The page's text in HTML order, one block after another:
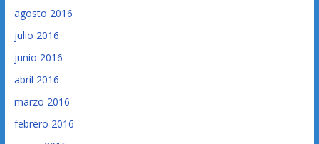
agosto 2016
julio 2016
junio 2016
abril 2016
marzo 2016
febrero 2016